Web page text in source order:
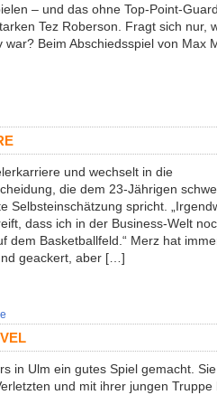
– und das ohne Top-Point-
Tez Roberson. Fragt sich nur,
Beim Abschiedsspiel von Max
und wechselt in die
die dem 23-Jährigen
Selbsteinschätzung spricht.
dass ich in der Business-Welt
dem Basketballfeld.“ Merz hat
geackert, aber […]
in Ulm ein gutes Spiel gemacht. Sie
und mit ihrer jungen Truppe